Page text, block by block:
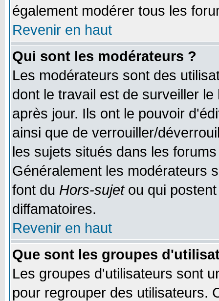
également modérer tous les
Revenir en haut
Qui sont les modérateurs ?
Les modérateurs sont des
dont le travail est de surveiller
après jour. Ils ont le pouvoir
ainsi que de verrouiller/
les sujets situés dans les
Généralement les modérateurs
font du Hors-sujetou qui
diffamatoires.
Revenir en haut
Que sont les groupes
Les groupes d'utilisateurs sont
pour regrouper des utilisateurs.